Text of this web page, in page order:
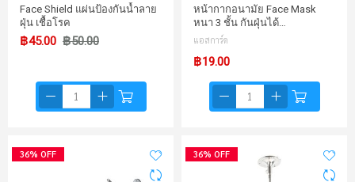
Face Shield แผ่นป้องกันน้ำลาย
ฝุ่น เชื้อโรค
฿45.00 ฿50.00
หน้ากากอนามัย Face Mask
หนา 3 ชั้น กันฝุ่นได้…
แอสการ์ด
฿19.00
36% OFF 36% OFF